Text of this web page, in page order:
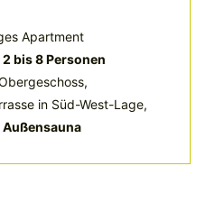
Apartment
bis 8 Personen
in Süd-West-Lage,